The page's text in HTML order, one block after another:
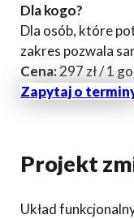
Dla kogo?
Dla osób, które
zakres pozwala
Cena:297 zł / 1
Zapytaj o
Projekt
Układ